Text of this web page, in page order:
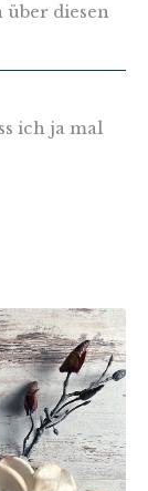
diesen
ich ja mal